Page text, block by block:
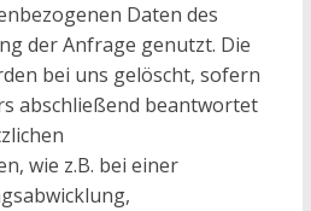
Daten des
der Anfrage genutzt. Die
bei uns gelöscht, sofern
abschließend beantwortet
wie z.B. bei einer